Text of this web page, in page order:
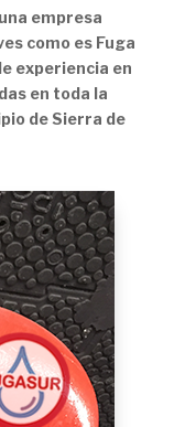
empresa
como es Fuga
experiencia en
en toda la
de Sierra de